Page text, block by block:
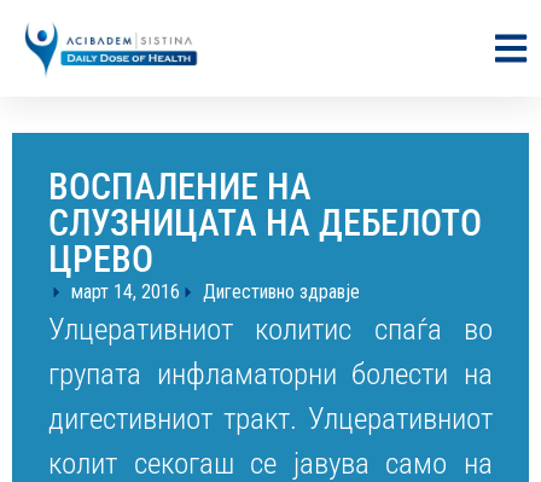
ВОСПАЛЕНИЕ НА
СЛУЗНИЦАТА НА ДЕБЕЛОТО
ЦРЕВО
март 14, 2016 Дигестивно здравје
Улцеративниот колитис спаѓа во
групата инфламаторни болести на
дигестивниот тракт. Улцеративниот
колит секогаш се јавува само на